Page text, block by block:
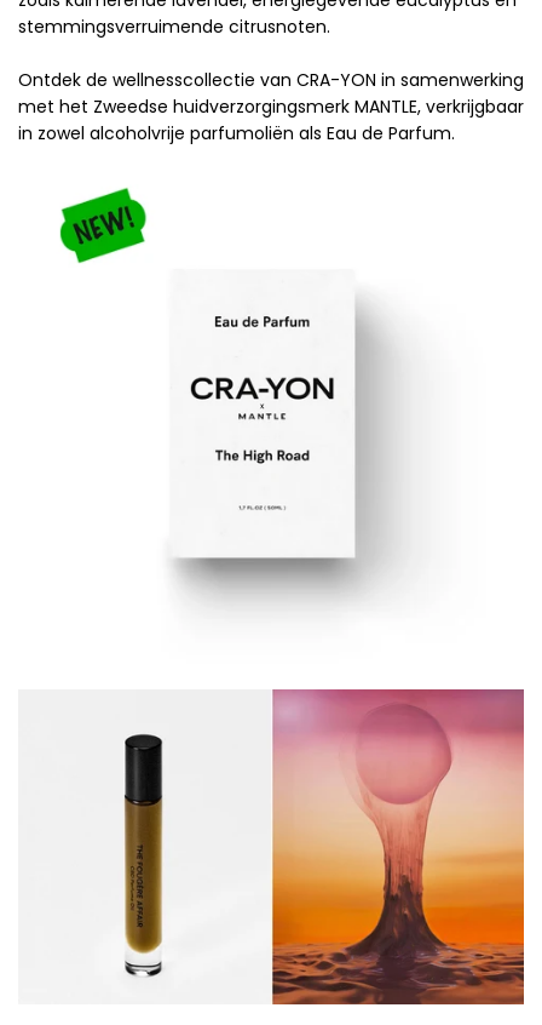
stemmingsverruimende citrusnoten.
Ontdek de wellnesscollectie van CRA-YON in samenwerking
met het Zweedse huidverzorgingsmerk MANTLE, verkrijgbaar
in zowel alcoholvrije parfumoliën als Eau de Parfum.